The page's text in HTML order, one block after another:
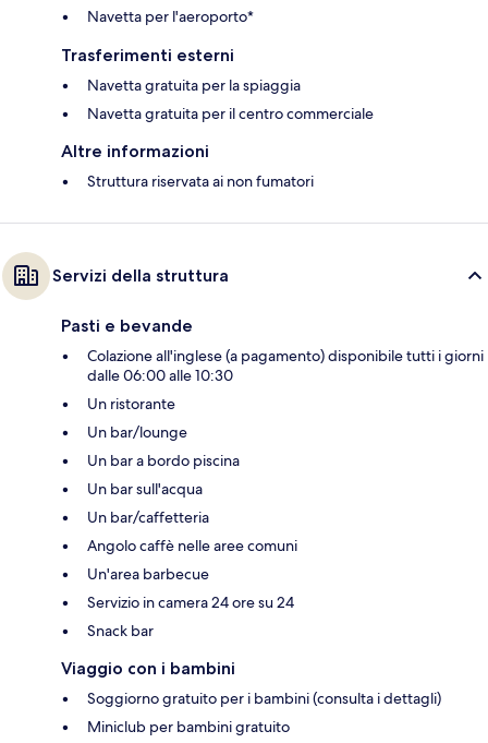
Navetta per l'aeroporto*
Trasferimenti esterni
Navetta gratuita per la spiaggia
Navetta gratuita per il centro commerciale
Altre informazioni
Struttura riservata ai non fumatori
Servizi della struttura
Pasti e bevande
Colazione all'inglese (a pagamento) disponibile tutti i giorni
dalle 06:00 alle 10:30
Un ristorante
Un bar/lounge
Un bar a bordo piscina
Un bar sull'acqua
Un bar/caffetteria
Angolo caffè nelle aree comuni
Un'area barbecue
Servizio in camera 24 ore su 24
Snack bar
Viaggio con i bambini
Soggiorno gratuito per i bambini (consulta i dettagli)
Miniclub per bambini gratuito